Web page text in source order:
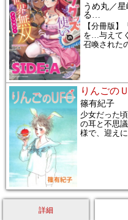
うめ丸／
る…
【分冊版
を…与えて
召喚された
りんごの
篠有紀子
少女だった
の耳と不思
様で、迎え
詳細